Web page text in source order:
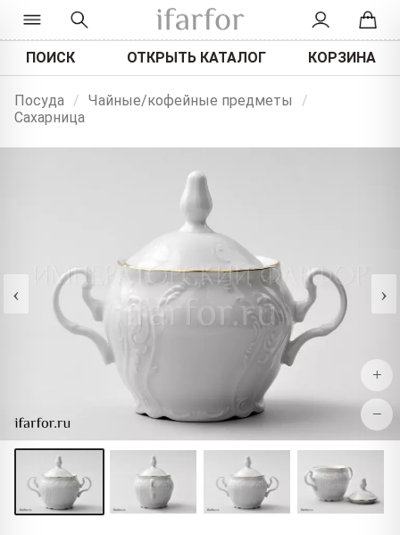
ПОИСК ОТКРЫТЬ КАТАЛОГ КОРЗИНА
Посуда / Чайные/кофейные предметы
/
Сахарница
‹ ›
+
−